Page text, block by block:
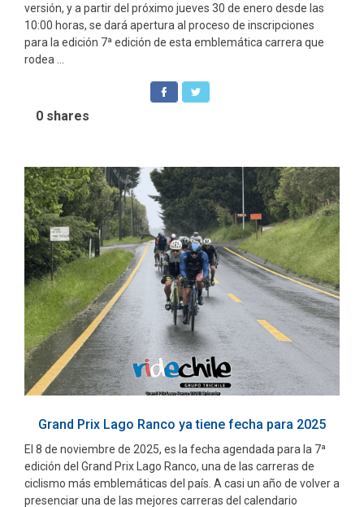
versión, y a partir del próximo jueves 30 de enero desde las
10:00 horas, se dará apertura al proceso de inscripciones
para la edición 7ª edición de esta emblemática carrera que
rodea ...
0 shares
Grand Prix Lago Ranco ya tiene fecha para 2025
El 8 de noviembre de 2025, es la fecha agendada para la 7ª
edición del Grand Prix Lago Ranco, una de las carreras de
ciclismo más emblemáticas del país. A casi un año de volver a
presenciar una de las mejores carreras del calendario